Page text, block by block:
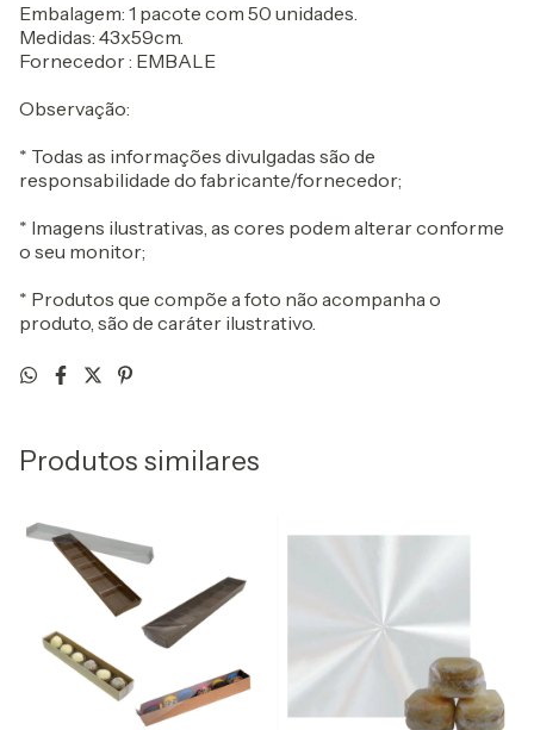
Embalagem: 1 pacote com 50 unidades.
Medidas: 43x59cm.
Fornecedor : EMBALE
Observação:
* Todas as informações divulgadas são de
responsabilidade do fabricante/fornecedor;
* Imagens ilustrativas, as cores podem alterar conforme
o seu monitor;
* Produtos que compõe a foto não acompanha o
produto, são de caráter ilustrativo.
Produtos similares